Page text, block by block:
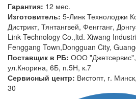
Гарантия: 12 мес.
Изготовитель: 5-Линк Технолоджи
Дистрикт, Тянтангвей, Фенгганг,
Link Technology Co.,ltd. Xiwang
Fenggang Town,Dongguan City,
Поставщик в РБ: ООО
ул.Кнорина, 6Б, п.5Н, к.7
Сервисный центр: Вистопт, г.
30